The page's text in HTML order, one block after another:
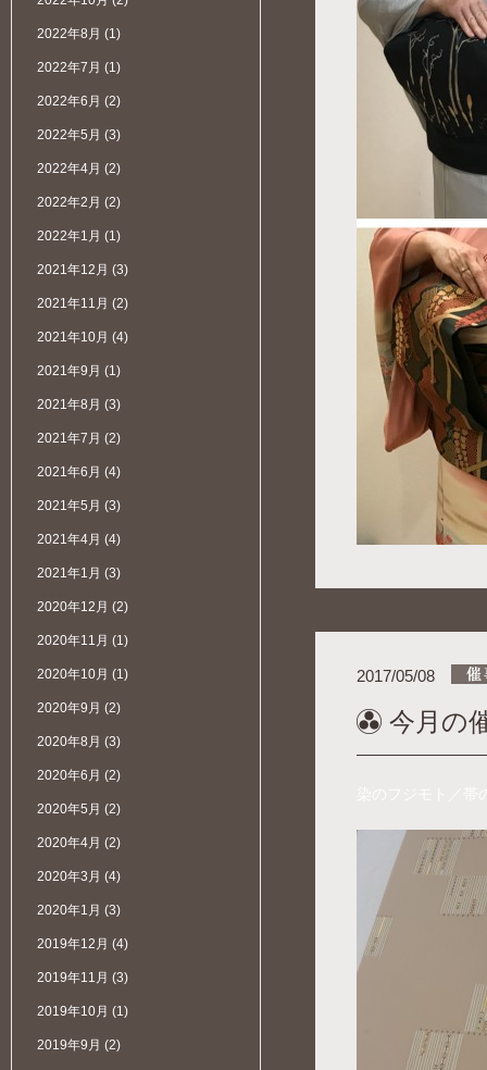
2022年8月 (1)
2022年7月 (1)
2022年6月 (2)
2022年5月 (3)
2022年4月 (2)
2022年2月 (2)
2022年1月 (1)
2021年12月 (3)
2021年11月 (2)
2021年10月 (4)
2021年9月 (1)
2021年8月 (3)
2021年7月 (2)
2021年6月 (4)
2021年5月 (3)
2021年4月 (4)
2021年1月 (3)
2020年12月 (2)
2020年11月 (1)
2020年10月 (1)
2020年9月 (2)
2020年8月 (3)
2020年6月 (2)
2020年5月 (2)
2020年4月 (2)
2020年3月 (4)
2020年1月 (3)
2019年12月 (4)
2019年11月 (3)
2019年10月 (1)
2019年9月 (2)
2017/05/08
今月の